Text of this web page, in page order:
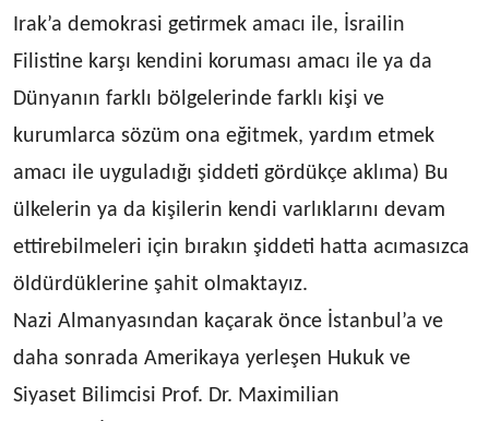
Irak’a demokrasi getirmek amacı ile, İsrailin
Filistine karşı kendini koruması amacı ile ya da
Dünyanın farklı bölgelerinde farklı kişi ve
kurumlarca sözüm ona eğitmek, yardım etmek
amacı ile uyguladığı şiddeti gördükçe aklıma) Bu
ülkelerin ya da kişilerin kendi varlıklarını devam
ettirebilmeleri için bırakın şiddeti hatta acımasızca
öldürdüklerine şahit olmaktayız.
Nazi Almanyasından kaçarak önce İstanbul’a ve
daha sonrada Amerikaya yerleşen Hukuk ve
Siyaset Bilimcisi Prof. Dr. Maximilian